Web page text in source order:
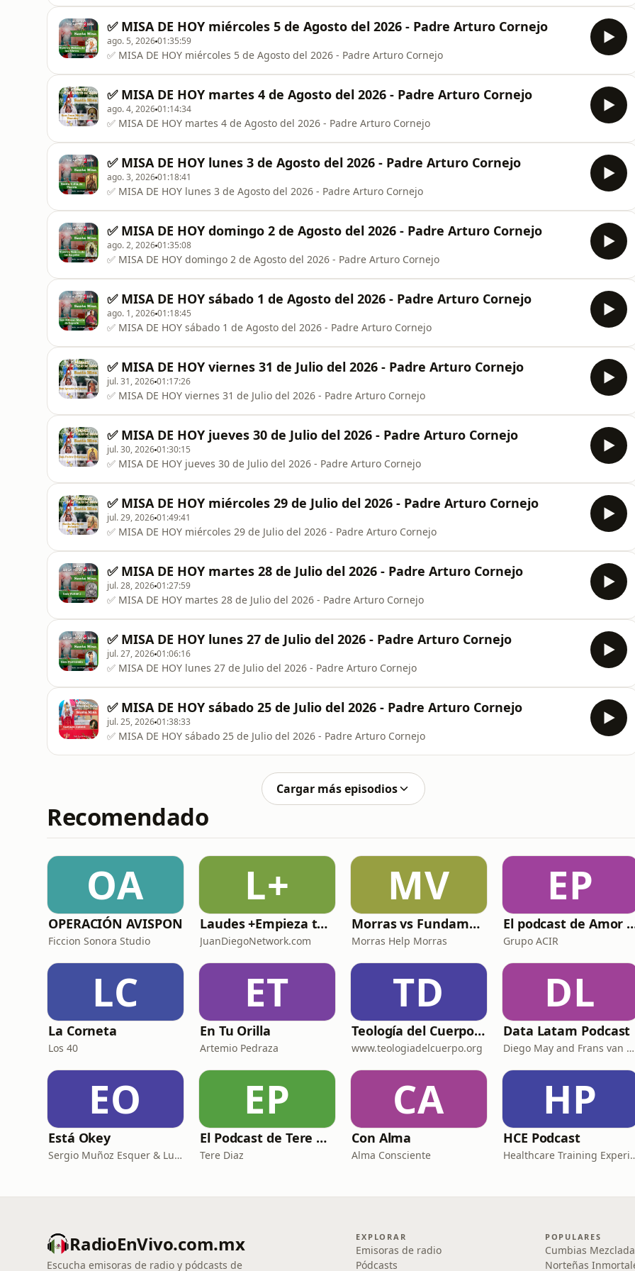
✅ MISA DE HOY miércoles 5 de Agosto del 2026 - Padre Arturo Cornejo
ago. 5, 202601:35:59
✅ MISA DE HOY miércoles 5 de Agosto del 2026 - Padre Arturo Cornejo
✅ MISA DE HOY martes 4 de Agosto del 2026 - Padre Arturo Cornejo
ago. 4, 202601:14:34
✅ MISA DE HOY martes 4 de Agosto del 2026 - Padre Arturo Cornejo
✅ MISA DE HOY lunes 3 de Agosto del 2026 - Padre Arturo Cornejo
ago. 3, 202601:18:41
✅ MISA DE HOY lunes 3 de Agosto del 2026 - Padre Arturo Cornejo
✅ MISA DE HOY domingo 2 de Agosto del 2026 - Padre Arturo Cornejo
ago. 2, 202601:35:08
✅ MISA DE HOY domingo 2 de Agosto del 2026 - Padre Arturo Cornejo
✅ MISA DE HOY sábado 1 de Agosto del 2026 - Padre Arturo Cornejo
ago. 1, 202601:18:45
✅ MISA DE HOY sábado 1 de Agosto del 2026 - Padre Arturo Cornejo
✅ MISA DE HOY viernes 31 de Julio del 2026 - Padre Arturo Cornejo
jul. 31, 202601:17:26
✅ MISA DE HOY viernes 31 de Julio del 2026 - Padre Arturo Cornejo
✅ MISA DE HOY jueves 30 de Julio del 2026 - Padre Arturo Cornejo
jul. 30, 202601:30:15
✅ MISA DE HOY jueves 30 de Julio del 2026 - Padre Arturo Cornejo
✅ MISA DE HOY miércoles 29 de Julio del 2026 - Padre Arturo Cornejo
jul. 29, 202601:49:41
✅ MISA DE HOY miércoles 29 de Julio del 2026 - Padre Arturo Cornejo
✅ MISA DE HOY martes 28 de Julio del 2026 - Padre Arturo Cornejo
jul. 28, 202601:27:59
✅ MISA DE HOY martes 28 de Julio del 2026 - Padre Arturo Cornejo
✅ MISA DE HOY lunes 27 de Julio del 2026 - Padre Arturo Cornejo
jul. 27, 202601:06:16
✅ MISA DE HOY lunes 27 de Julio del 2026 - Padre Arturo Cornejo
✅ MISA DE HOY sábado 25 de Julio del 2026 - Padre Arturo Cornejo
jul. 25, 202601:38:33
✅ MISA DE HOY sábado 25 de Julio del 2026 - Padre Arturo Cornejo
Cargar más episodios
Recomendado
OA
OPERACIÓN AVISPON
Ficcion Sonora Studio
L+
Laudes +Empieza tu día en oración junto con toda la Iglesia+
JuanDiegoNetwork.com
MV
Morras vs Fundamentalismos
Morras Help Morras
EP
El podcast
Grupo ACIR
LC
La Corneta
Los 40
ET
En Tu Orilla
Artemio Pedraza
TD
Teología del Cuerpo para Dummies
www.teologiadelcuerpo.org
DL
Data Latam Podcast
Diego May and Frans van Dunné
EO
Está Okey
Sergio Muñoz Esquer & Luisa Fernanda Perez
EP
El Podcast de Tere Díaz
Tere Diaz
CA
Con Alma
Alma Consciente
HP
HCE Podcast
Healthcare
RadioEnVivo.com.mx
Escucha emisoras de radio y pódcasts de
EXPLORAR
Emisoras de radio
Pódcasts
POPULARES
Cumbias
Norteñas